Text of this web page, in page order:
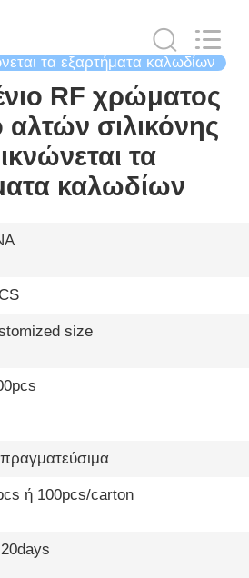
τα εξαρτήματα καλωδίων
RF χρώματος
σιλικόνης
τα
καλωδίων
size
ή 100pcs/carton